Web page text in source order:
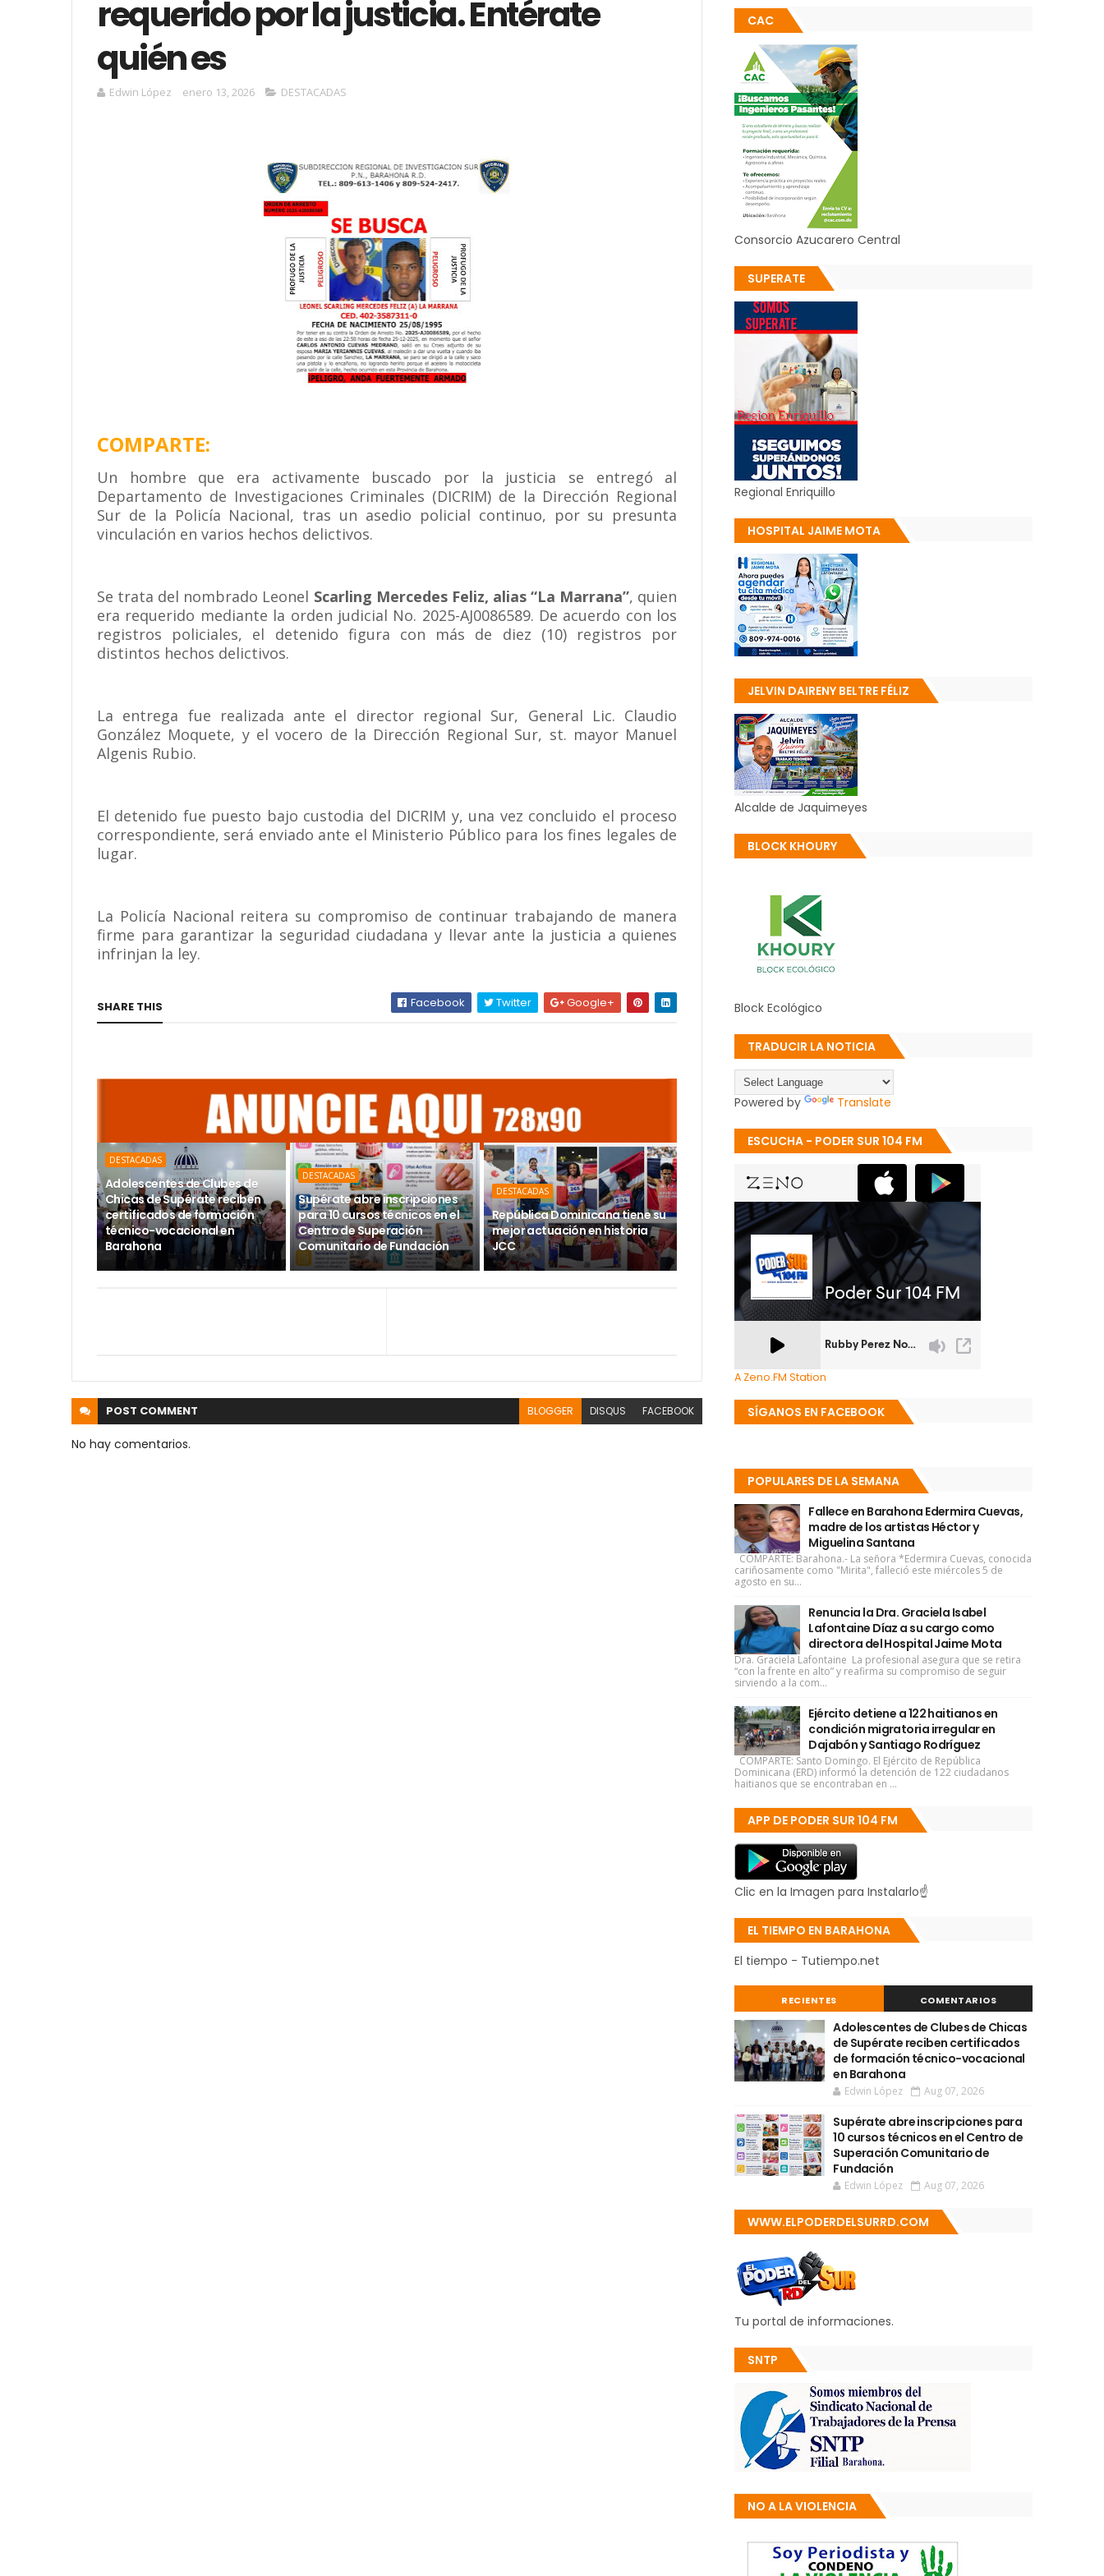
requerido por la justicia. Entérate
quién es
Edwin López enero 13, 2026 DESTACADAS
COMPARTE:
Un hombre que era activamente buscado por la justicia se entregó al
Departamento de Investigaciones Criminales (DICRIM) de la Dirección Regional
Sur de la Policía Nacional, tras un asedio policial continuo, por su presunta
vinculación en varios hechos delictivos.
Se trata del nombrado Leonel Scarling Mercedes Feliz, alias “La Marrana”, quien
era requerido mediante la orden judicial No. 2025-AJ0086589. De acuerdo con los
registros policiales, el detenido figura con más de diez (10) registros por
distintos hechos delictivos.
La entrega fue realizada ante el director regional Sur, General Lic. Claudio
González Moquete, y el vocero de la Dirección Regional Sur, st. mayor Manuel
Algenis Rubio.
El detenido fue puesto bajo custodia del DICRIM y, una vez concluido el proceso
correspondiente, será enviado ante el Ministerio Público para los fines legales de
lugar.
La Policía Nacional reitera su compromiso de continuar trabajando de manera
firme para garantizar la seguridad ciudadana y llevar ante la justicia a quienes
infrinjan la ley.
SHARE THIS Facebook Twitter Google+
DESTACADAS
Adolescentes de Clubes de
Chicas de Supérate reciben
certificados de formación
técnico-vocacional en
Barahona
DESTACADAS
Supérate abre inscripciones
para 10 cursos técnicos en el
Centro de Superación
Comunitario de Fundación
DESTACADAS
República Dominicana tiene su
mejor actuación en historia
JCC
POST COMMENT BLOGGER DISQUS FACEBOOK
No hay comentarios.
CAC
Consorcio Azucarero Central
SUPERATE
Regional Enriquillo
HOSPITAL JAIME MOTA
JELVIN DAIRENY BELTRE FÉLIZ
Alcalde de Jaquimeyes
BLOCK KHOURY
Block Ecológico
TRADUCIR LA NOTICIA
Powered by Translate
ESCUCHA - PODER SUR 104 FM
A Zeno.FM Station
SÍGANOS EN FACEBOOK
POPULARES DE LA SEMANA
Fallece en Barahona Edermira Cuevas,
madre de los artistas Héctor y
Miguelina Santana
COMPARTE: Barahona.- La señora *Edermira Cuevas, conocida
cariñosamente como "Mirita", falleció este miércoles 5 de
agosto en su...
Renuncia la Dra. Graciela Isabel
Lafontaine Díaz a su cargo como
directora del Hospital Jaime Mota
Dra. Graciela Lafontaine La profesional asegura que se retira
“con la frente en alto” y reafirma su compromiso de seguir
sirviendo a la com...
Ejército detiene a 122 haitianos en
condición migratoria irregular en
Dajabón y Santiago Rodríguez
COMPARTE: Santo Domingo. El Ejército de República
Dominicana (ERD) informó la detención de 122 ciudadanos
haitianos que se encontraban en ...
APP DE PODER SUR 104 FM
Clic en la Imagen para Instalarlo☝
EL TIEMPO EN BARAHONA
El tiempo - Tutiempo.net
RECIENTES COMENTARIOS
Adolescentes de Clubes de Chicas
de Supérate reciben certificados
de formación técnico-vocacional
en Barahona
Edwin López Aug 07, 2026
Supérate abre inscripciones para
10 cursos técnicos en el Centro de
Superación Comunitario de
Fundación
Edwin López Aug 07, 2026
WWW.ELPODERDELSURRD.COM
Tu portal de informaciones.
SNTP
NO A LA VIOLENCIA